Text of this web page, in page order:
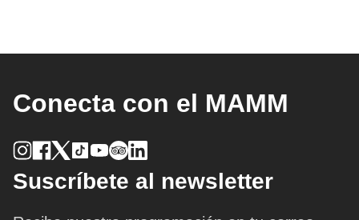
Conecta con el MAMM
Suscríbete al newsletter